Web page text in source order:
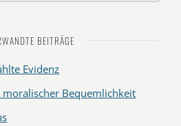
BEITRÄGE
Evidenz
moralischer Bequemlichkeit